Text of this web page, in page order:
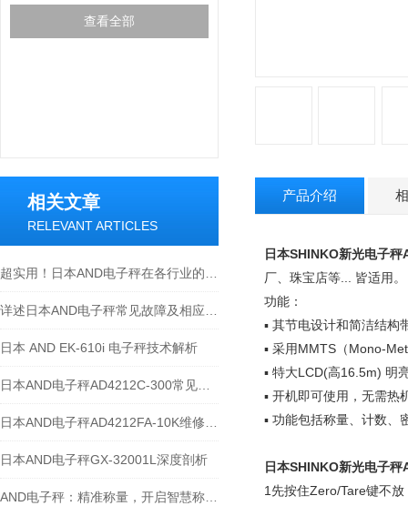
查看全部
相关文章
RELEVANT ARTICLES
日本 AND EK-610i 电子秤技术解析
日本AND电子秤GX-32001L深度剖析
产品介绍
日本SHINKO新光电子秤
厂、珠宝店等
皆适用。
功能：
▪ 其节电设计和简洁结构
▪ 采用MMTS （Mono-
▪ 特大LCD(高16.5m) 明
▪ 开机即可使用，无需热
▪ 功能包括称量、计数、
日本SHINKO新光电子秤
1先按住Zero/Tare键不放